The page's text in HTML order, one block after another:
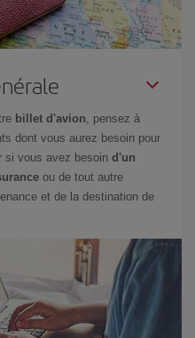
billet d'avion , pensez à
dont vous aurez besoin pour
si vous avez besoin d'un
ou de tout autre
et de la destination de